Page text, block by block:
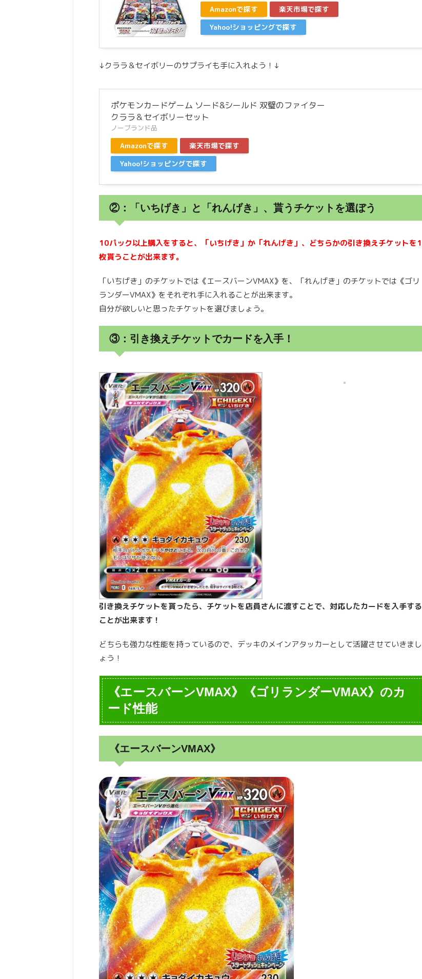
Amazonで探す
楽天市場で探す
Yahoo!ショッピングで探す
↓クララ＆セイボリーのサプライも手に入れよう！↓
ポケモンカードゲーム ソード&シールド 双璧のファイター
クララ＆セイボリーセット
ノーブランド品
Amazonで探す
楽天市場で探す
Yahoo!ショッピングで探す
②：「いちげき」と「れんげき」、貰うチケットを選ぼう
10パック以上購入をすると、「いちげき」か「れんげき」、どちらかの引き換えチケットを1
枚貰うことが出来ます。
「いちげき」のチケットでは《エースバーンVMAX》を、「れんげき」のチケットでは《ゴリ
ランダーVMAX》をそれぞれ手に入れることが出来ます。
自分が欲しいと思ったチケットを選びましょう。
③：引き換えチケットでカードを入手！
引き換えチケットを貰ったら、チケットを店員さんに渡すことで、対応したカードを入手する
ことが出来ます！
どちらも強力な性能を持っているので、デッキのメインアタッカーとして活躍させていきまし
ょう！
《エースバーンVMAX》《ゴリランダーVMAX》のカ
ード性能
《エースバーンVMAX》